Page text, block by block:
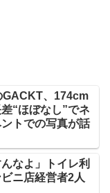
GACKT、174cm
“ほぼなし”でネ
トでの写真が話
なよ」トイレ利
ニ店経営者2人